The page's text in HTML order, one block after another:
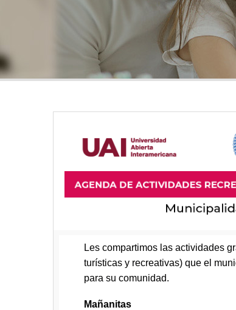
Les compartimos las actividades
turísticas y recreativas) que el
para su comunidad.
Mañanitas